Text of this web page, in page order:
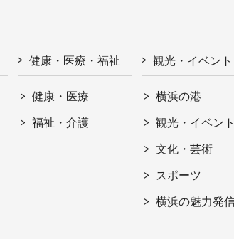
健康・医療・福祉
健康・医療
福祉・介護
観光・イベント
横浜の港
観光・イベン
文化・芸術
スポーツ
横浜の魅力発